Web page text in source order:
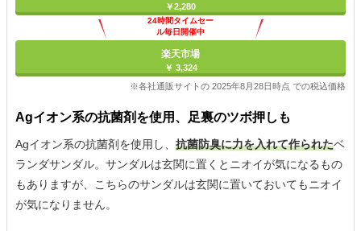
￥2,280
24時間タイムセー
ル毎日開催中
楽天市場
￥ 3,324
※各社通販サイトの 2025年8月28日時点 での税込価格
Agイオン系の抗菌剤を使用、足裏のツボ押しも
Agイオン系の抗菌剤を使用し、 抗菌防臭に力を入れて作られたベ
ランダサンダル。サンダルは玄関に置くとニオイが気になるもの
もありますが、こちらのサンダルは玄関に置いておいてもニオイ
が気になりません。